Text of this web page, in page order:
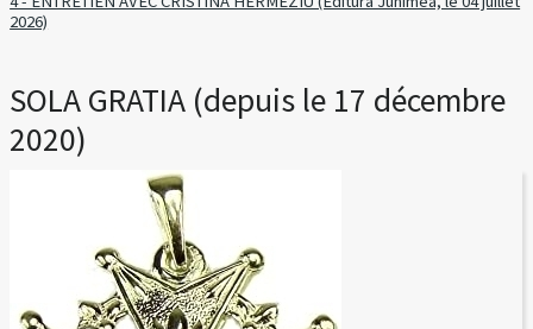
2026)
SOLA GRATIA (depuis le 17 décembre
2020)